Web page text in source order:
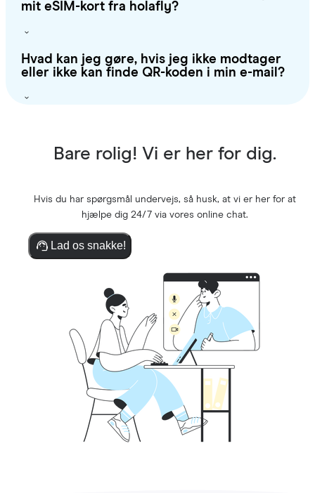
mit eSIM-kort fra holafly?
Hvad kan jeg gøre, hvis jeg ikke modtager
eller ikke kan finde QR-koden i min e-mail?
Bare rolig! Vi er her for dig.
Hvis du har spørgsmål undervejs, så husk, at vi er her for at
hjælpe dig 24/7 via vores online chat.
Lad os snakke!